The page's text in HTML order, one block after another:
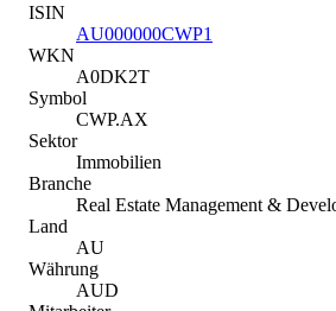
ISIN
AU000000CWP1
WKN
A0DK2T
Symbol
CWP.AX
Sektor
Immobilien
Branche
Real Estate Management &
Land
AU
Währung
AUD